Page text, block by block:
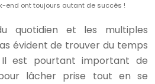
end ont toujours autant de succès !
quotidien et les multiples
évident de trouver du temps
Il est pourtant important de
lâcher prise tout en se